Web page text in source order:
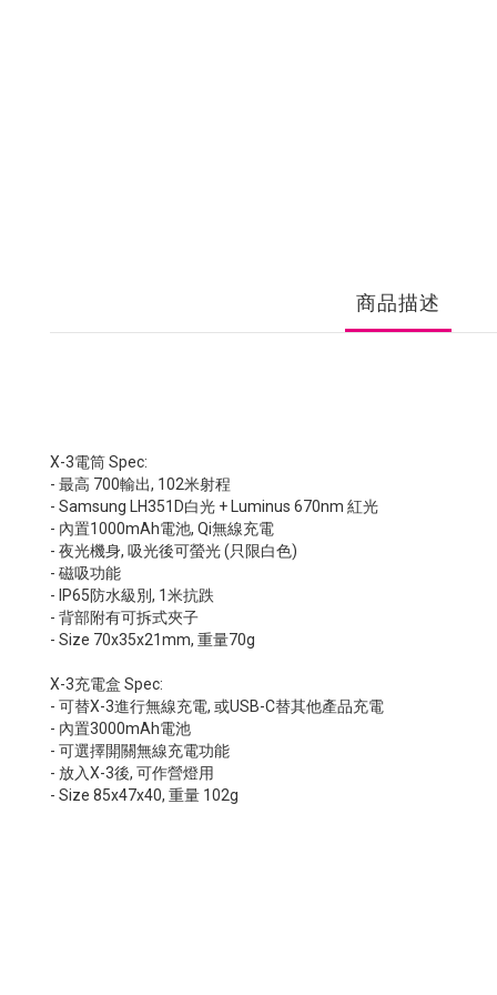
商品描述
X-3電筒 Spec:
- 最高 700輸出, 102米射程
- Samsung LH351D白光 + Luminus 670nm 紅光
- 內置1000mAh電池, Qi無線充電
- 夜光機身, 吸光後可螢光 (只限白色)
- 磁吸功能
- IP65防水級別, 1米抗跌
- 背部附有可拆式夾子
- Size 70x35x21mm, 重量70g
X-3充電盒 Spec:
- 可替X-3進行無線充電, 或USB-C替其他產品充電
- 內置3000mAh電池
- 可選擇開關無線充電功能
- 放入X-3後, 可作營燈用
- Size 85x47x40, 重量 102g